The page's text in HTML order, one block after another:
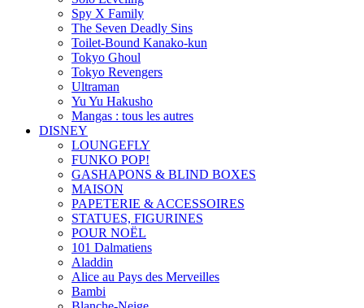
Spy X Family
The Seven Deadly Sins
Toilet-Bound Kanako-kun
Tokyo Ghoul
Tokyo Revengers
Ultraman
Yu Yu Hakusho
Mangas : tous les autres
DISNEY
LOUNGEFLY
FUNKO POP!
GASHAPONS & BLIND BOXES
MAISON
PAPETERIE & ACCESSOIRES
STATUES, FIGURINES
POUR NOËL
101 Dalmatiens
Aladdin
Alice au Pays des Merveilles
Bambi